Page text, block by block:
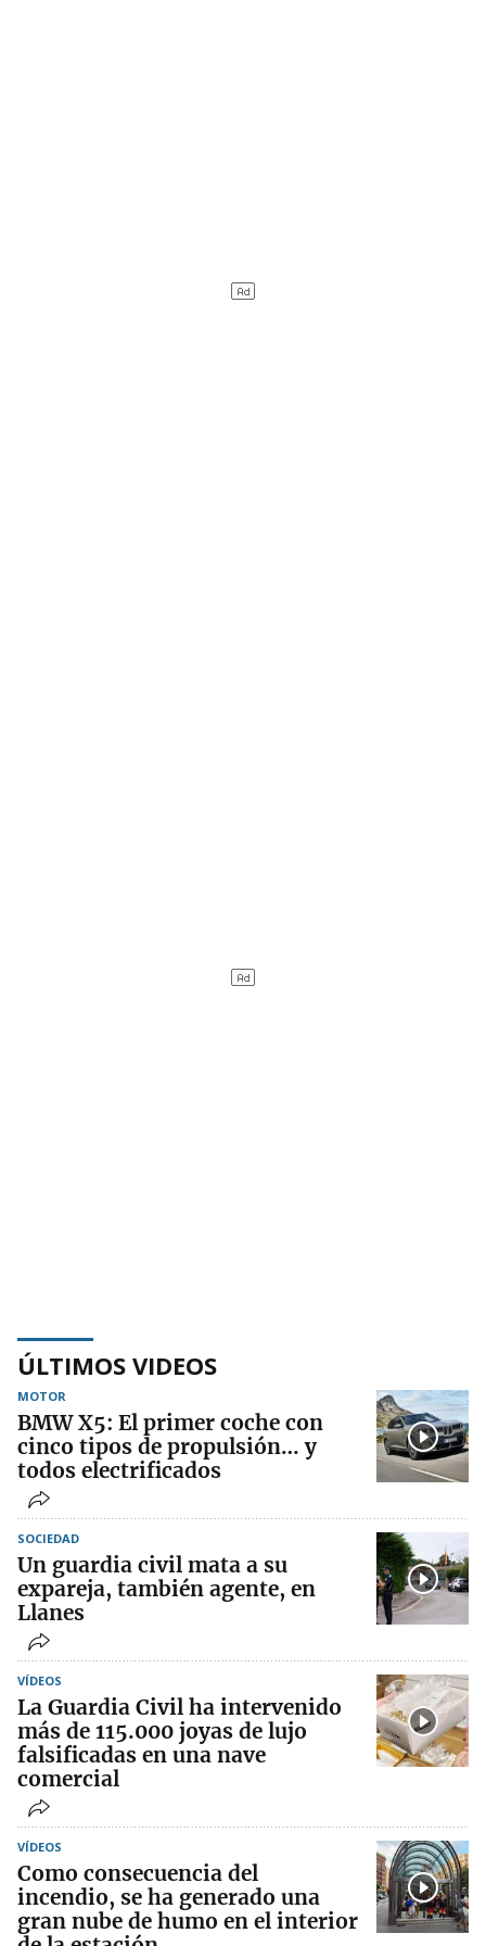
ÚLTIMOS VIDEOS
MOTOR
BMW X5: El primer coche con
cinco tipos de propulsión… y
todos electrificados
SOCIEDAD
Un guardia civil mata a su
expareja, también agente, en
Llanes
VÍDEOS
La Guardia Civil ha intervenido
más de 115.000 joyas de lujo
falsificadas en una nave
comercial
VÍDEOS
Como consecuencia del
incendio, se ha generado una
gran nube de humo en el interior